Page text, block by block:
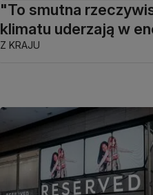
"To smutna
klimatu uderzają w
Z KRAJU